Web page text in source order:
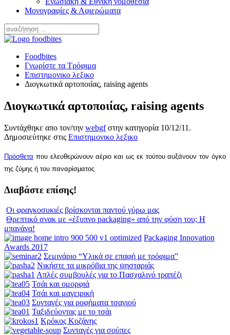
Μονογραφίες & Αφιερώματα
Foodbites
Γνωρίστε τα Τρόφιμα
Επιστημονικο λεξικο
Διογκωτικά αρτοποιίας, raising agents
Διογκωτικά αρτοποιίας, raising agents
Συντάχθηκε απο τον/την webgfστην κατηγορία 10/12/11 .
Δημοσιεύτηκε στις Επιστημονικο λεξικο
Πρόσθετα που ελευθερώνουν αέριο και ως εκ τούτου αυξάνουν τον όγκο
της ζύμης ή του παναρίσματος
Διαβάστε επίσης!
Οι φραγκοσυκιές βρίσκονται παντού γύρω μας
Θρεπτικό σνακ με «έξυπνο packaging» από την φύση του; Η
μπανάνα!
Packaging Innovation
Awards 2017
Σεμινάριο “Υλικά σε επαφή με τρόφιμα”
Νικήστε τα μικρόβια της ψησταριάς
Απλές συμβουλές για το Πασχαλινό τραπέζι
Τσάι και ομορφιά
Τσάι και μαγειρική
Συνταγές για ροφήματα τσαγιού
Ταξιδεύοντας με το τσάι
Κρόκος Κοζάνης
Συνταγές για σούπες